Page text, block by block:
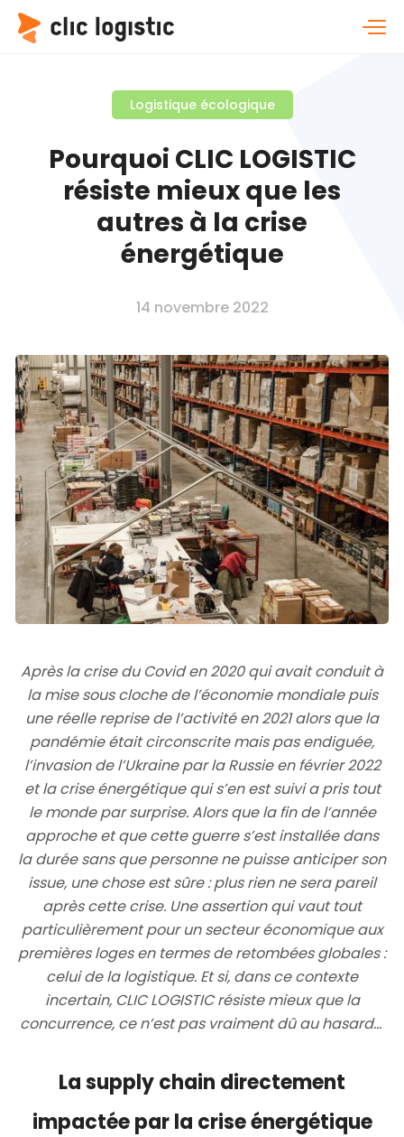
Logistique écologique
Pourquoi CLIC LOGISTIC
résiste mieux que les
autres à la crise
énergétique
14 novembre 2022
Après la crise du Covid en 2020 qui avait conduit à
la mise sous cloche de l’économie mondiale puis
une réelle reprise de l’activité en 2021 alors que la
pandémie était circonscrite mais pas endiguée,
l’invasion de l’Ukraine par la Russie en février 2022
et la crise énergétique qui s’en est suivi a pris tout
le monde par surprise. Alors que la fin de l’année
approche et que cette guerre s’est installée dans
la durée sans que personne ne puisse anticiper son
issue, une chose est sûre : plus rien ne sera pareil
après cette crise. Une assertion qui vaut tout
particulièrement pour un secteur économique aux
premières loges en termes de retombées globales :
celui de la logistique. Et si, dans ce contexte
incertain, CLIC LOGISTIC résiste mieux que la
concurrence, ce n’est pas vraiment dû au hasard…
La supply chain directement
impactée par la crise énergétique